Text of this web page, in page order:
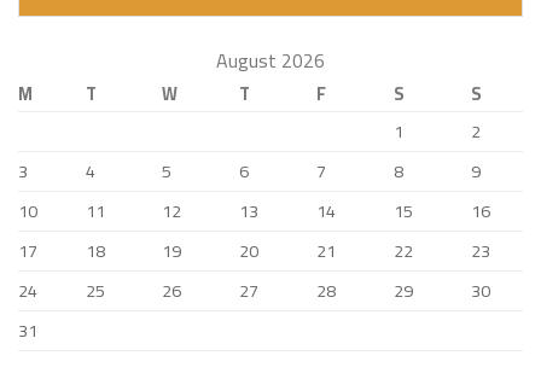
August 2026
M T W T F S
S
1
2
3
4 5 6 7 8
9
10
11 12 13 14 15
16
17
18 19 20 21 22
23
24
25 26 27 28 29
30
31